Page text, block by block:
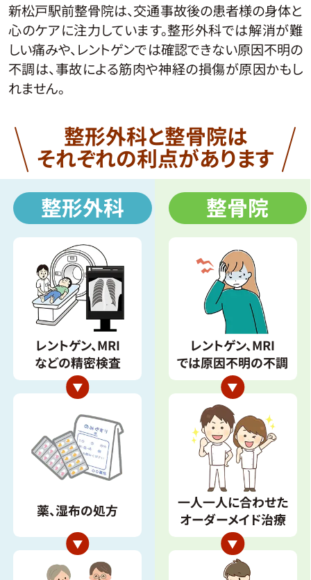
新松戸駅前整骨院は、交通事故後の患者様の身体と
心のケアに注力しています。整形外科では解消が難
しい痛みや、レントゲンでは確認できない原因不明の
不調は、事故による筋肉や神経の損傷が原因かもし
れません。
整形外科と整骨院は
それぞれの利点があります
整形外科
レントゲン、MRI
などの精密検査
薬、湿布の処方
整骨院
レントゲン、MRI
では原因不明の不調
一人一人に合わせた
オーダーメイド治療